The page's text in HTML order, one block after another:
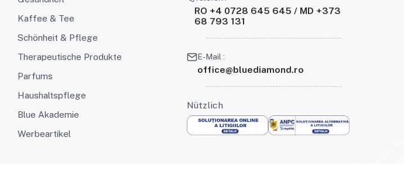
Kaffee & Tee
Schönheit & Pflege
Therapeutische Produkte
Parfums
Haushaltspflege
Blue Akademie
Werbeartikel
RO +4 0728 645 645 / MD +373
68 793 131
E-Mail :
office@bluediamond.ro
Nützlich